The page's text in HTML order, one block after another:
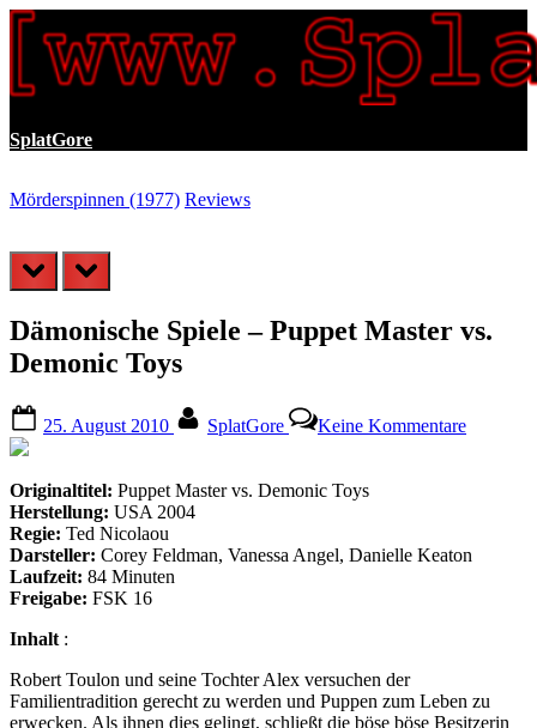
Skip
content
SplatGore
Mörderspinnen (1977) Reviews
prev next
Dämonische Spiele – Puppet Master vs.
Demonic Toys
on
25. August 2010 SplatGore Keine Kommentare
Demonic
Originaltitel: Puppet Master vs. Demonic Toys
Herstellung: USA 2004
Regie: Ted Nicolaou
Darsteller: Corey Feldman, Vanessa Angel, Danielle Keaton
Laufzeit: 84 Minuten
Freigabe: FSK 16
Inhalt :
Robert Toulon und seine Tochter Alex versuchen der
Familientradition gerecht zu werden und Puppen zum Leben zu
erwecken. Als ihnen dies gelingt, schließt die böse böse Besitzerin